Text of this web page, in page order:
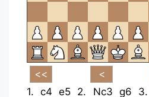
1.c4 e5 2. Nc3 g6 3.